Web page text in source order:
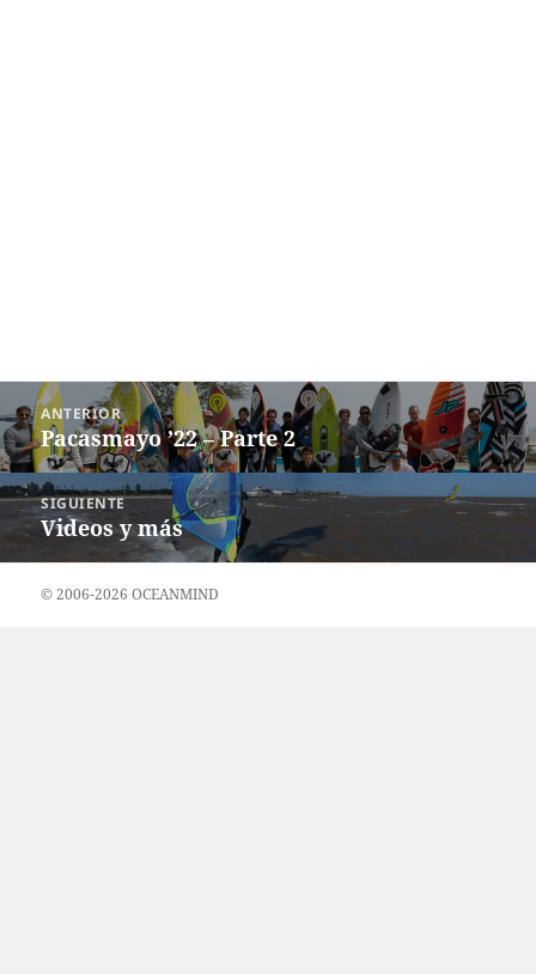
Navegación
de
entradas
ANTERIOR
Entrada
anterior:
Pacasmayo ’22 – Parte 2
SIGUIENTE
Entrada
siguiente:
Videos y más
© 2006-2026 OCEANMIND